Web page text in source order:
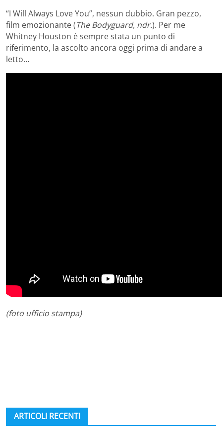
“I Will Always Love You”, nessun dubbio. Gran pezzo,
film emozionante (The Bodyguard, ndr.). Per me
Whitney Houston è sempre stata un punto di
riferimento, la ascolto ancora oggi prima di andare a
letto…
(foto ufficio stampa)
ARTICOLI RECENTI